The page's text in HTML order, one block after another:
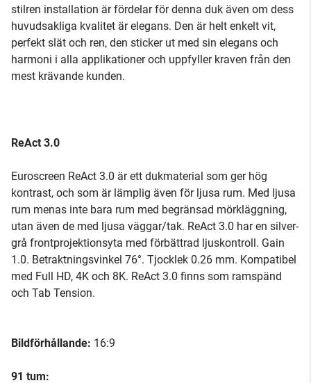
stilren installation är fördelar för denna duk även om dess
huvudsakliga kvalitet är elegans. Den är helt enkelt vit,
perfekt slät och ren, den sticker ut med sin elegans och
harmoni i alla applikationer och uppfyller kraven från den
mest krävande kunden.
ReAct 3.0
Euroscreen ReAct 3.0 är ett dukmaterial som ger hög
kontrast, och som är lämplig även för ljusa rum. Med ljusa
rum menas inte bara rum med begränsad mörkläggning,
utan även de med ljusa väggar/tak. ReAct 3.0 har en silver-
grå frontprojektionsyta med förbättrad ljuskontroll. Gain
1.0. Betraktningsvinkel 76°. Tjocklek 0.26 mm. Kompatibel
med Full HD, 4K och 8K. ReAct 3.0 finns som ramspänd
och Tab Tension.
Bildförhållande: 16:9
91 tum: